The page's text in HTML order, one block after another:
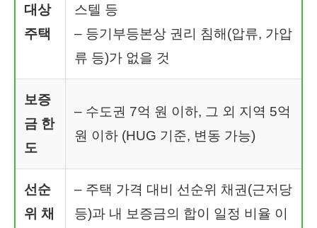
대상
주택
스텔 등
– 등기부등본상 권리 침해(압류, 가압
류 등)가 없을 것
보증
금 한
도
– 수도권 7억 원 이하, 그 외 지역 5억
원 이하 (HUG 기준, 변동 가능)
선순
위 채
– 주택 가격 대비 선순위 채권(근저당
등)과 내 보증금의 합이 일정 비율 이